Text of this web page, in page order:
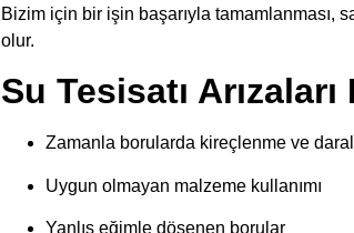
Bizim için bir işin başarıyla tamamlanması,
olur.
Su Tesisatı
Zamanla borularda kireçlenme ve
Uygun olmayan malzeme kullanımı
Yanlış eğimle döşenen borular